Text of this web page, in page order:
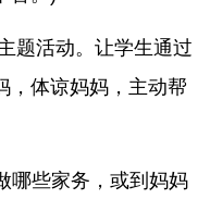
题活动。让学生通过
，体谅妈妈，主动帮
哪些家务，或到妈妈